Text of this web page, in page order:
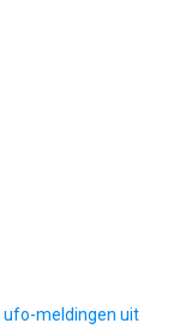
ufo-meldingen uit